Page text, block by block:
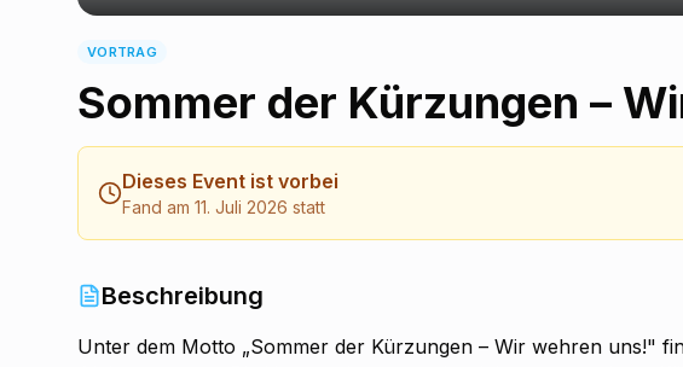
VORTRAG
Sommer der Kürzungen –
Dieses Event ist vorbei
Fand am 11. Juli 2026 statt
Beschreibung
Unter dem Motto „Sommer der Kürzungen – Wir wehren uns!"